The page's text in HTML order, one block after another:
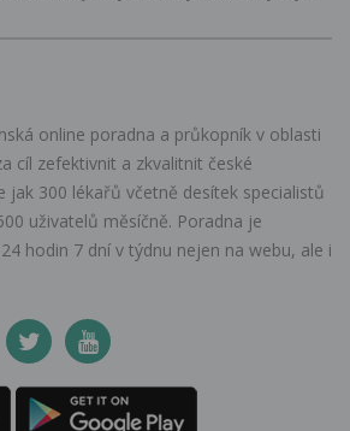
online poradna a průkopník v oblasti
cíl zefektivnit a zkvalitnit české
jak 300 lékařů včetně desítek specialistů
uživatelů měsíčně. Poradna je
hodin 7 dní v týdnu nejen na webu, ale i